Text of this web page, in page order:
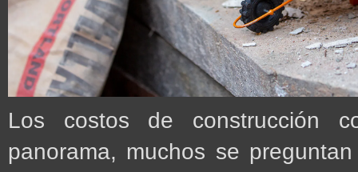
Los costos de construcción
panorama, muchos se